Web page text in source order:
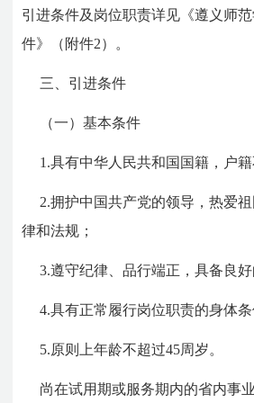
引进条件及岗位职责详见《遵义师
件》（附件2）。
三、引进条件
（一）基本条件
1.具有中华人民共和国国籍，户籍
2.拥护中国共产党的领导，热爱
律和法规；
3.遵守纪律、品行端正，具备良好
4.具有正常履行岗位职责的身体条
5.原则上年龄不超过45周岁。
尚在试用期或服务期内的省内事